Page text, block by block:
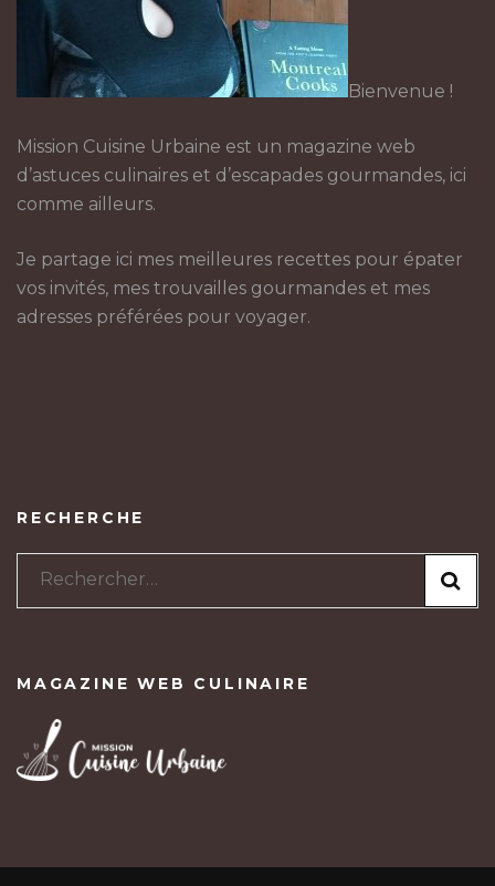
Bienvenue !
Mission Cuisine Urbaine est un magazine web
d’astuces culinaires et d’escapades gourmandes, ici
comme ailleurs.
Je partage ici mes meilleures recettes pour épater
vos invités, mes trouvailles gourmandes et mes
adresses préférées pour voyager.
RECHERCHE
Rechercher :
MAGAZINE WEB CULINAIRE